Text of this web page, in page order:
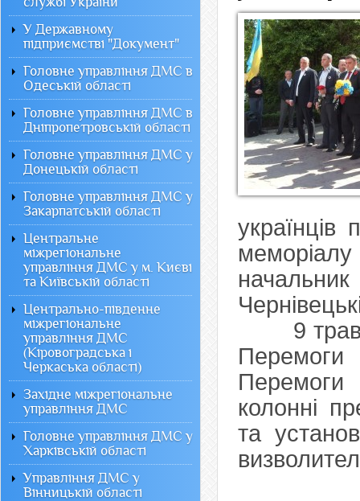
українців
9 травня
колонні
та
У Державному
підприємстві "Документ"
Головне управління ДМС в
Одеській області
Головне управління ДМС в
Дніпропетровській області
Головне управління ДМС у
Донецькій області
Головне управління ДМС у
Закарпатській області
Центральне
міжрегіональне
управління ДМС у м. Києві
та Київській області
Центрально-південне
міжрегіональне
управління ДМС
(Кіровоградська і
Черкаська області)
Західне міжрегіональне
управління ДМС
Головне управління ДМС у
Харківській області
Управління ДМС у
Вінницькій області